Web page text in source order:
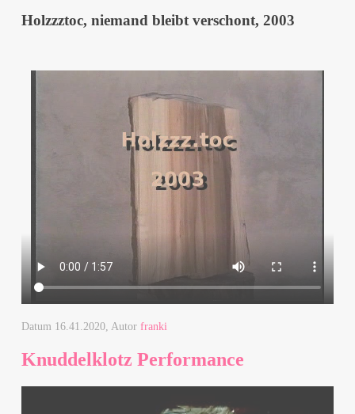
Holzzztoc, niemand bleibt verschont, 2003
Datum 16.41.2020 , Autorfranki
Knuddelklotz Performance